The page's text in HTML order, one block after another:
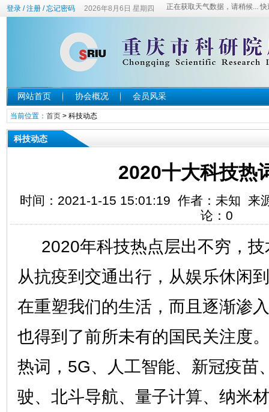
登录/注册/忘记密码 2026年8月6日 星期四
网站首页 协会概况 会员风采
当前位置： 首页> 科技动态
科技动态
2020十大科技热
时间：2021-1-15 15:01:19 作者：未知 来
论： 0
2020年科技热点层出不穷，技
从抗疫到交通出行，从娱乐休闲
在重塑我们的生活，而且逐渐渗
也得到了前所未有的国民关注度
热词，5G、人工智能、新冠疫苗
驶、北斗导航、量子计算、纳米